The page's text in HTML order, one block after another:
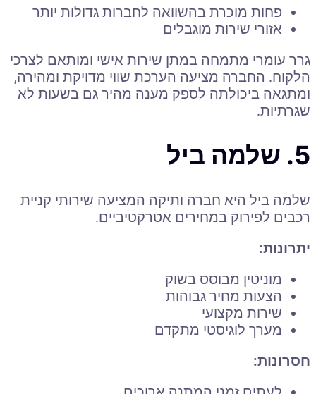
פחות מוכרת בהשוואה לחברות גדולות יותר
אזורי שירות מוגבלים
גרר עומרי מתמחה במתן שירות אישי ומותאם לצרכי
הלקוח. החברה מציעה הערכת שווי מדויקת ומהירה,
ומתגאה ביכולתה לספק מענה מהיר גם בשעות לא
שגרתיות.
5. שלמה ביל
שלמה ביל היא חברה ותיקה המציעה שירותי קניית
רכבים לפירוק במחירים אטרקטיביים.
יתרונות:
מוניטין מבוסס בשוק
הצעות מחיר גבוהות
שירות מקצועי
מערך לוגיסטי מתקדם
חסרונות: